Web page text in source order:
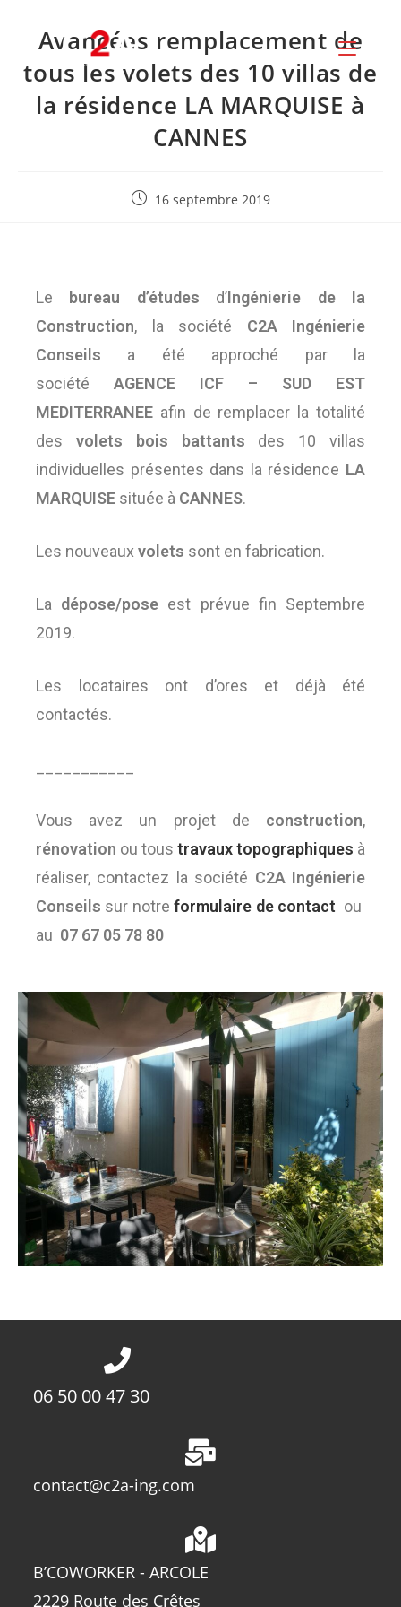
Avancées remplacement de
tous les volets des 10 villas de
la résidence LA MARQUISE à
CANNES
16 septembre 2019
Le bureau d’études d’Ingénierie de la
Construction, la société C2A Ingénierie
Conseils a été approché par la
société AGENCE ICF – SUD EST
MEDITERRANEE afin de remplacer la totalité
des volets bois battants des 10 villas
individuelles présentes dans la résidence LA
MARQUISE située à CANNES.
Les nouveaux volets sont en fabrication.
La dépose/pose est prévue fin Septembre
2019.
Les locataires ont d’ores et déjà été
contactés.
Vous avez un projet de construction,
rénovation ou tous travaux topographiques à
réaliser, contactez la société C2A Ingénierie
Conseils sur notreformulaire de contact ou
au 07 67 05 78 80
06 50 00 47 30
contact@c2a-ing.com
B’COWORKER - ARCOLE
2229 Route des Crêtes